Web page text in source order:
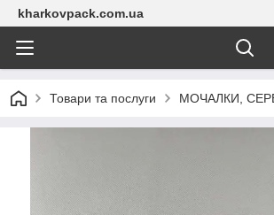
kharkovpack.com.ua
Товари та послуги МОЧАЛКИ,